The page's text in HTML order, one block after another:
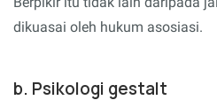
dikuasai oleh hukum asosiasi.
b. Psikologi gestalt